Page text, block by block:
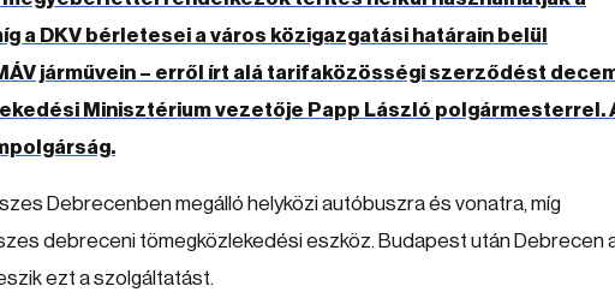
a DKV bérletesei a város közigazgatási határain belül
járművein – erről írt alá tarifaközösségi szerződést
Minisztérium vezetője Papp László polgármesterrel.
Debrecenben megálló helyközi autóbuszra és vonatra, míg
debreceni tömegközlekedési eszköz. Budapest után Debrecen
ezt a szolgáltatást.